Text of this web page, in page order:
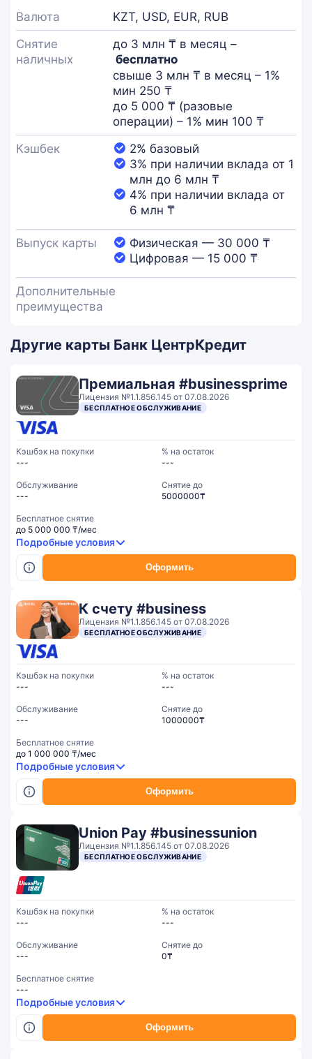
Валюта
KZT, USD, EUR, RUB
Снятие
наличных
до 3 млн ₸ в месяц –
бесплатно
свыше 3 млн ₸ в месяц – 1%
мин 250 ₸
до 5 000 ₸ (разовые
операции) – 1% мин 100 ₸
Кэшбек
2% базовый
3% при наличии вклада от 1
млн до 6 млн ₸
4% при наличии вклада от
6 млн ₸
Выпуск карты
Физическая — 30 000 ₸
Цифровая — 15 000 ₸
Дополнительные
преимущества
Другие карты Банк ЦентрКредит
Премиальная #businessprime
Лицензия №1.1.856.145 от 07.08.2026
БЕСПЛАТНОЕ ОБСЛУЖИВАНИЕ
Оформить
Кэшбэк на покупки
---
% на остаток
---
Обслуживание
---
Cнятие до
5000000₸
Бесплатное снятие
до 5 000 000 ₸/мес
Подробные условия
К счету #business
Лицензия №1.1.856.145 от 07.08.2026
БЕСПЛАТНОЕ ОБСЛУЖИВАНИЕ
Оформить
Кэшбэк на покупки
---
% на остаток
---
Обслуживание
---
Cнятие до
1000000₸
Бесплатное снятие
до 1 000 000 ₸/мес
Подробные условия
Union Pay #businessunion
Лицензия №1.1.856.145 от 07.08.2026
БЕСПЛАТНОЕ ОБСЛУЖИВАНИЕ
Оформить
Кэшбэк на покупки
---
% на остаток
---
Обслуживание
---
Cнятие до
0₸
Бесплатное снятие
---
Подробные условия